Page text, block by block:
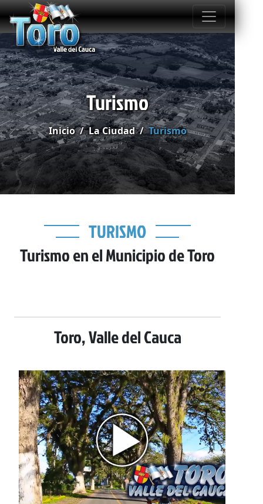
Turismo
Inicio La Ciudad Turismo
TURISMO
Turismo en el Municipio de Toro
Toro, Valle del Cauca